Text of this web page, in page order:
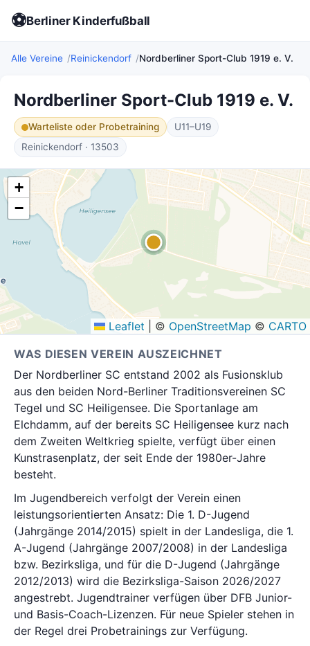
⚽Berliner Kinderfußball
Alle Vereine Reinickendorf Nordberliner Sport-Club 1919 e. V.
Nordberliner Sport-Club 1919 e. V.
Warteliste oder Probetraining
U11–U19
Reinickendorf · 13503
+
−
Leaflet © OpenStreetMap © CARTO
WAS DIESEN VEREIN AUSZEICHNET
Der Nordberliner SC entstand 2002 als Fusionsklub
aus den beiden Nord-Berliner Traditionsvereinen SC
Tegel und SC Heiligensee. Die Sportanlage am
Elchdamm, auf der bereits SC Heiligensee kurz nach
dem Zweiten Weltkrieg spielte, verfügt über einen
Kunstrasenplatz, der seit Ende der 1980er-Jahre
besteht.
Im Jugendbereich verfolgt der Verein einen
leistungsorientierten Ansatz: Die 1. D-Jugend
(Jahrgänge 2014/2015) spielt in der Landesliga, die 1.
A-Jugend (Jahrgänge 2007/2008) in der Landesliga
bzw. Bezirksliga, und für die D-Jugend (Jahrgänge
2012/2013) wird die Bezirksliga-Saison 2026/2027
angestrebt. Jugendtrainer verfügen über DFB Junior-
und Basis-Coach-Lizenzen. Für neue Spieler stehen in
der Regel drei Probetrainings zur Verfügung.